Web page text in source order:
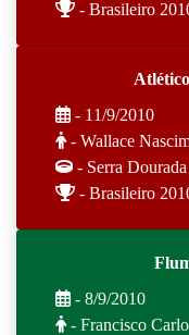
- Brasileiro
- 11/9/2010
- Wallace
- Serra Dourada
- Brasileiro
- 8/9/2010
- Francisco